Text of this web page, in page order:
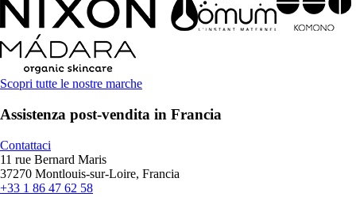
Scopri tutte le nostre marche
Assistenza post-vendita in Francia
Contattaci
11 rue Bernard Maris
37270 Montlouis-sur-Loire, Francia
+33 1 86 47 62 58